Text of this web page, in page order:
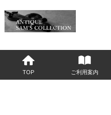
TOP ご利用案内